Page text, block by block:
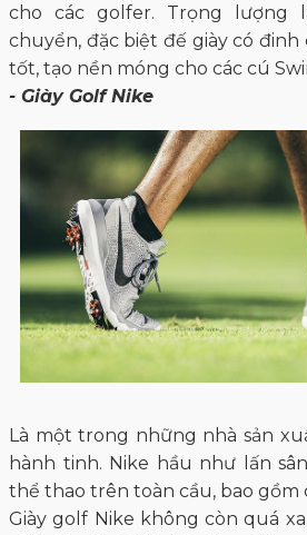
cho các golfer. Trọng lượng
chuyển, đặc biệt đế giày có
tốt, tạo nền móng cho các cú
- Giày Golf Nike
Là một trong những nhà sản
hành tinh. Nike hầu như lấn
thể thao trên toàn cầu, bao gồm
Giày golf Nike không còn quá